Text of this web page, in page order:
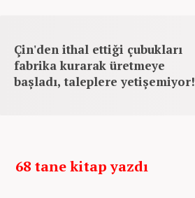
Çin'den ithal ettiği çubukları
fabrika kurarak üretmeye
başladı, taleplere yetişemiyor!
68 tane kitap yazdı